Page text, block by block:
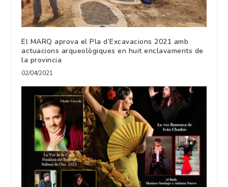
El MARQ aprova el Pla d’Excavacions 2021 amb
actuacions arqueològiques en huit enclavaments de
la provincia
02/04/2021